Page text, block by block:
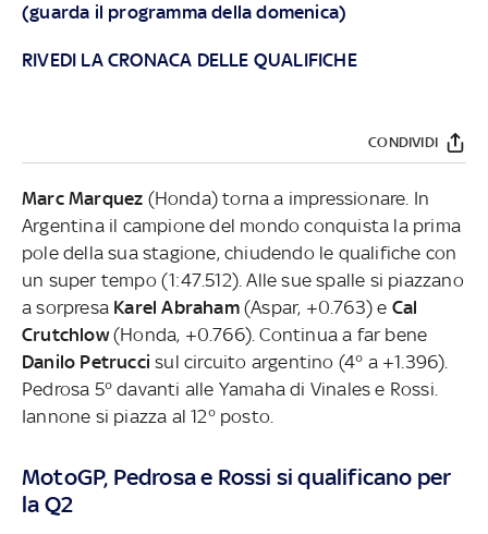
(guarda il programma della domenica)
RIVEDI LA CRONACA DELLE QUALIFICHE
CONDIVIDI
Marc Marquez (Honda) torna a impressionare. In
Argentina il campione del mondo conquista la prima
pole della sua stagione, chiudendo le qualifiche con
un super tempo (1:47.512). Alle sue spalle si piazzano
a sorpresa Karel Abraham(Aspar, +0.763) e Cal
Crutchlow(Honda, +0.766). Continua a far bene
Danilo Petrucci sul circuito argentino (4° a +1.396).
Pedrosa 5° davanti alle Yamaha di Vinales e Rossi.
Iannone si piazza al 12° posto.
MotoGP, Pedrosa e Rossi si qualificano per
la Q2